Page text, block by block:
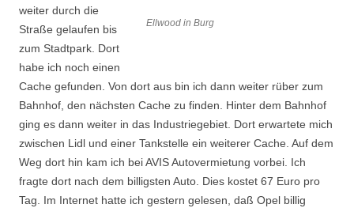
Ellwood in Burg
weiter durch die
Straße gelaufen bis
zum Stadtpark. Dort
habe ich noch einen
Cache gefunden. Von dort aus bin ich dann weiter rüber zum
Bahnhof, den nächsten Cache zu finden. Hinter dem Bahnhof
ging es dann weiter in das Industriegebiet. Dort erwartete mich
zwischen Lidl und einer Tankstelle ein weiterer Cache. Auf dem
Weg dort hin kam ich bei AVIS Autovermietung vorbei. Ich
fragte dort nach dem billigsten Auto. Dies kostet 67 Euro pro
Tag. Im Internet hatte ich gestern gelesen, daß Opel billig